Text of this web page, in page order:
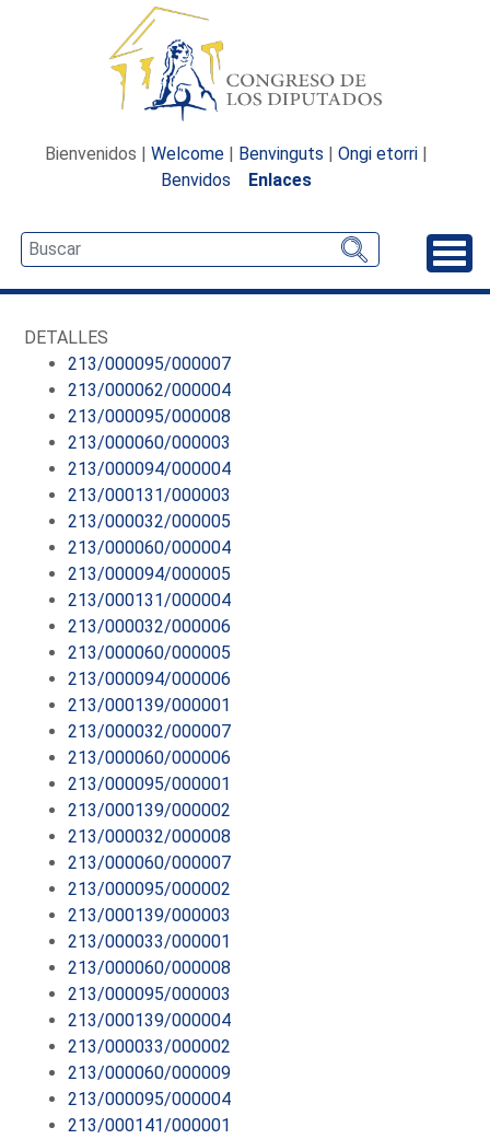
Bienvenidos | Welcome | Benvinguts | Ongi etorri |
Benvidos
Enlaces
DETALLES
213/000095/000007
213/000062/000004
213/000095/000008
213/000060/000003
213/000094/000004
213/000131/000003
213/000032/000005
213/000060/000004
213/000094/000005
213/000131/000004
213/000032/000006
213/000060/000005
213/000094/000006
213/000139/000001
213/000032/000007
213/000060/000006
213/000095/000001
213/000139/000002
213/000032/000008
213/000060/000007
213/000095/000002
213/000139/000003
213/000033/000001
213/000060/000008
213/000095/000003
213/000139/000004
213/000033/000002
213/000060/000009
213/000095/000004
213/000141/000001